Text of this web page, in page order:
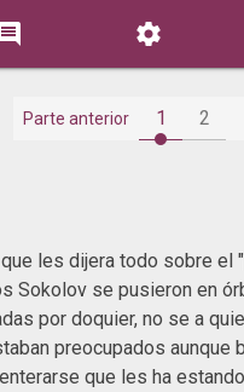

Parte anterior 1 2
les dijera todo sobre el
Sokolov se pusieron en
por doquier, no se a
preocupados aunque
que les ha